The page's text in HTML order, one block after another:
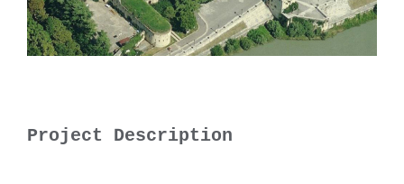
Project Description